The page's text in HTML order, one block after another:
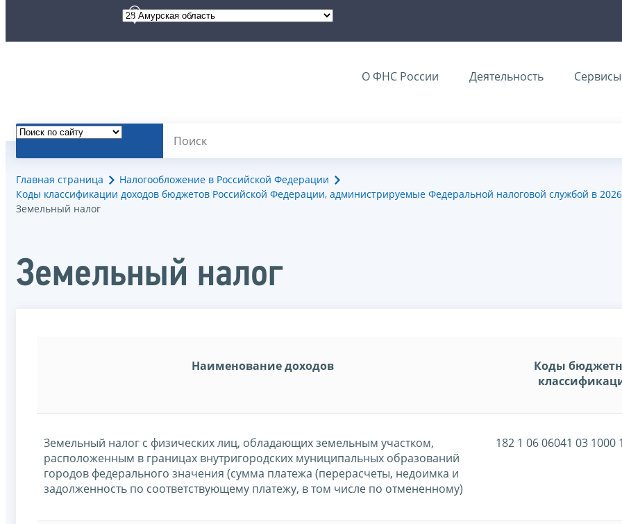
О ФНС России Деятельность Сервисы
Главная страница
Налогообложение в Российской Федерации
Коды классификации доходов бюджетов Российской Федерации, администрируемые Федеральной налоговой службой в 2026
Земельный налог
Земельный налог
Наименование доходов
Коды
Земельный налог с физических лиц, обладающих земельным участком,
расположенным в границах внутригородских муниципальных образований
городов федерального значения (сумма платежа (перерасчеты, недоимка и
задолженность по соответствующему платежу, в том числе по отмененному)
182 1 06 06041 03 1000